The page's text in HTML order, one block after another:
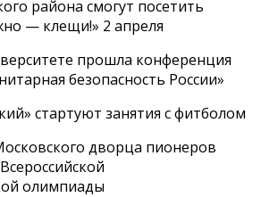
района смогут посетить
— клещи!» 2 апреля
прошла конференция
безопасность России»
стартуют занятия с фитболом
дворца пионеров
олимпиады